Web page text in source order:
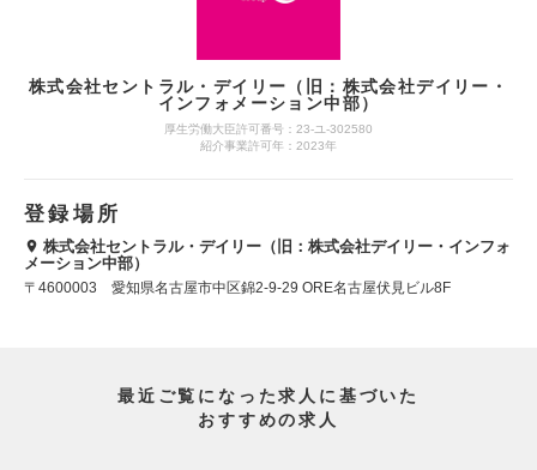
株式会社セントラル・デイリー（旧：株式会社デイリー・
インフォメーション中部）
厚生労働大臣許可番号：23-ユ-302580
紹介事業許可年：2023年
登録場所
株式会社セントラル・デイリー（旧：株式会社デイリー・インフォ
メーション中部）
〒4600003 愛知県名古屋市中区錦2-9-29 ORE名古屋伏見ビル8F
最近ご覧になった求人に基づいた
おすすめの求人